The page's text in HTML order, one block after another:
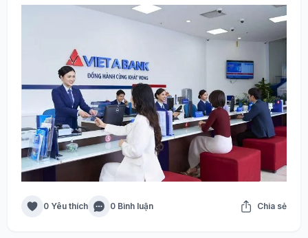
0 Yêu thích 0 Bình luận Chia sẻ